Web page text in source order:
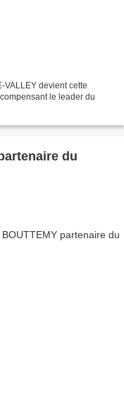
VALLEY devient cette
le leader du
du